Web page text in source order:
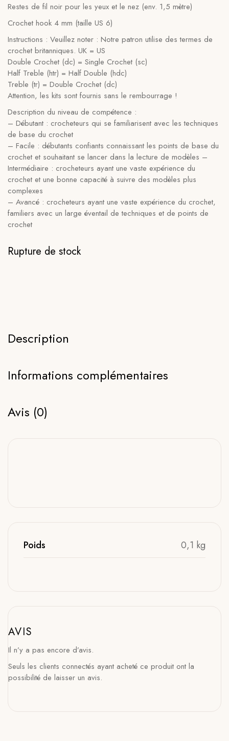
Restes de fil noir pour les yeux et le nez (env. 1,5 mètre)
Crochet hook 4 mm (taille US 6)
Instructions : Veuillez noter : Notre patron utilise des termes de
crochet britanniques. UK = US
Double Crochet (dc) = Single Crochet (sc)
Half Treble (htr) = Half Double (hdc)
Treble (tr) = Double Crochet (dc)
Attention, les kits sont fournis sans le rembourrage !
Description du niveau de compétence :
– Débutant : crocheteurs qui se familiarisent avec les techniques
de base du crochet
– Facile : débutants confiants connaissant les points de base du
crochet et souhaitant se lancer dans la lecture de modèles –
Intermédiaire : crocheteurs ayant une vaste expérience du
crochet et une bonne capacité à suivre des modèles plus
complexes
– Avancé : crocheteurs ayant une vaste expérience du crochet,
familiers avec un large éventail de techniques et de points de
crochet
Rupture de stock
Description
Informations complémentaires
Avis (0)
Poids 0,1 kg
AVIS
Il n’y a pas encore d’avis.
Seuls les clients connectés ayant acheté ce produit ont la
possibilité de laisser un avis.